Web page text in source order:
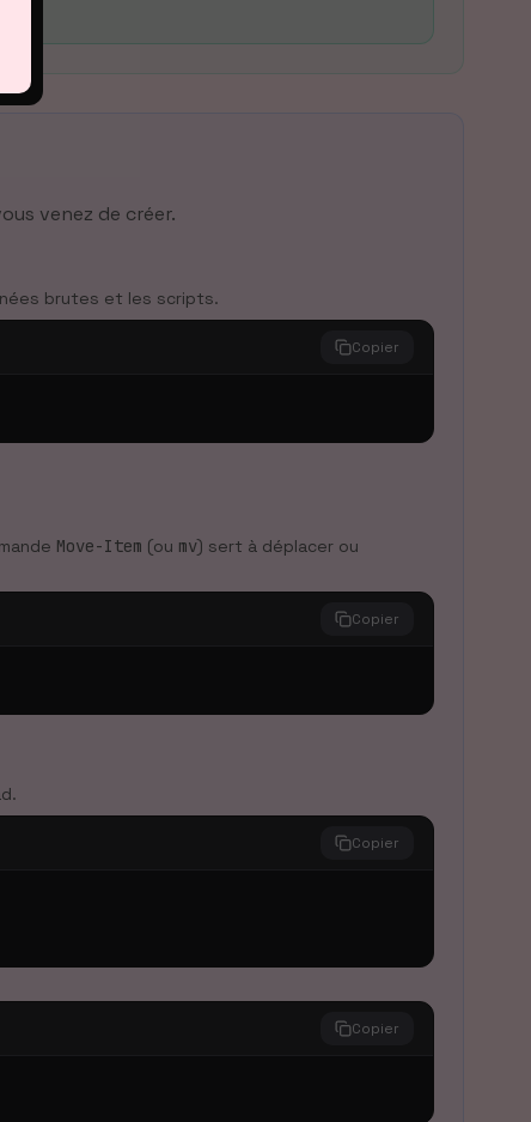
venez de créer.
brutes et les scripts.
Copier
Move-Item (ou mv) sert à déplacer ou
Copier
Copier
Copier